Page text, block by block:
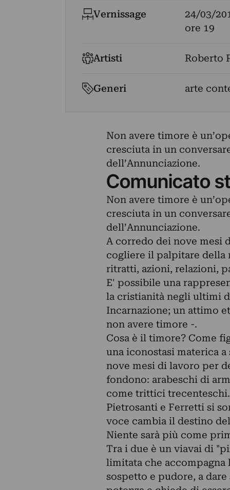
Vernissage
24/03/
ore 19
Artisti Roberto
Generi arte
Non avere timore è
cresciuta in un
dell’Annunciazione.
Comunicato
Non avere timore è
cresciuta in un
dell’Annunciazione.
A corredo dei nove mesi
cogliere il palpitare della
ritratti, azioni, relazioni,
E' possibile una
la cristianità negli ultimi
Incarnazione; un attimo
non avere timore -.
Cosa è il timore? Come
una iconostasi materica
nove mesi di lavoro per
fondono: arabeschi di
come trittici trecenteschi.
Pietrosanti e Ferretti si
voce cambia il destino
Niente sarà più come
Tra i due è un viavai di
limitata che
sospetto e pudore, a